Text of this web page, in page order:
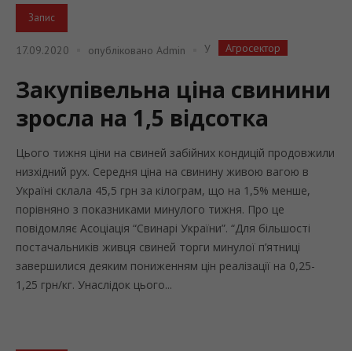
Запис
17.09.2020 опубліковано Admin У Агросектор
Закупівельна ціна свинини
зросла на 1,5 відсотка
Цього тижня ціни на свиней забійних кондицій продовжили
низхідний рух. Середня ціна на свинину живою вагою в
Україні склала 45,5 грн за кілограм, що на 1,5% менше,
порівняно з показниками минулого тижня. Про це
повідомляє Асоціація “Свинарі України”. “Для більшості
постачальників живця свиней торги минулої п’ятниці
завершилися деяким пониженням цін реалізації на 0,25-
1,25 грн/кг. Унаслідок цього...